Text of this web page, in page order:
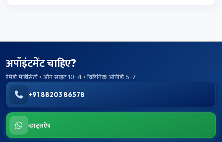
अपॉइंटमेंट चाहिए?
रेमेडी मेडिसिटी · ऑन साइट 10–4 · क्लिनिक ओपीडी 5–7
+91 88203 86578
व्हाट्सऐप